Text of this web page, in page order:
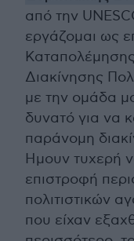
από την
εργάζομαι ως
Διακίνησης
με την ομάδα
δυνατό για να
παράνομη
Ημουν τυχερή
επιστροφή
πολιτιστικών
που είχαν